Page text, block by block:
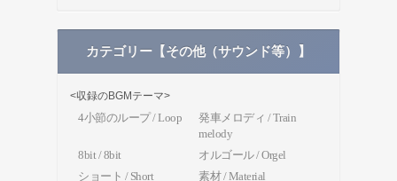
カテゴリー【その他（サウンド等）】
<収録のBGMテーマ>
4小節のループ / Loop
発車メロディ / Train
melody
8bit / 8bit
オルゴール / Orgel
ショート / Short
素材 / Material